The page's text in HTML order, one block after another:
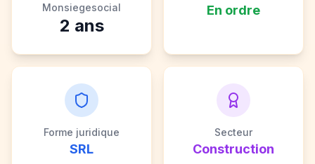
Monsiegesocial
2 ans
En ordre
Forme juridique
SRL
Secteur
Construction